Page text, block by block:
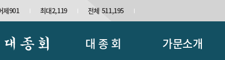
제901 최대2,119 전체 511,195
대 종 회 가문소개